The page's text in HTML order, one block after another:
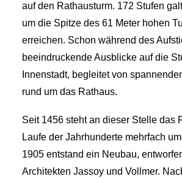
auf den Rathausturm. 172 Stufen
um die Spitze des 61 Meter hohen
erreichen. Schon während des
beeindruckende Ausblicke auf die
Innenstadt, begleitet von
rund um das Rathaus.
Seit 1456 steht an dieser Stelle das
Laufe der Jahrhunderte mehrfach
1905 entstand ein Neubau,
Architekten Jassoy und Vollmer.